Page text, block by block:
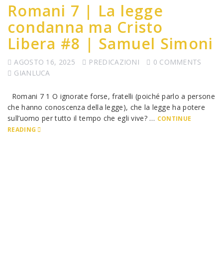
Romani 7 | La legge
condanna ma Cristo
Libera #8 | Samuel Simoni
AGOSTO 16, 2025 PREDICAZIONI
0 COMMENTS
GIANLUCA
Romani 7 1 O ignorate forse, fratelli (poiché parlo a persone
che hanno conoscenza della legge), che la legge ha potere
sull’uomo per tutto il tempo che egli vive? … CONTINUE
READING